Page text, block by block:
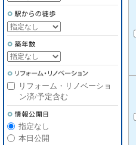
リフォーム・リノベーショ
ン済/予定含む
指定なし
本日公開